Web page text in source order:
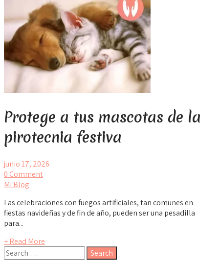
Protege a tus mascotas de la
pirotecnia festiva
junio 17, 2026
0 Comment
Mi Blog
Las celebraciones con fuegos artificiales, tan comunes en
fiestas navideñas y de fin de año, pueden ser una pesadilla
para...
+ Read More